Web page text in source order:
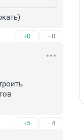
+0 –0
+5 –4